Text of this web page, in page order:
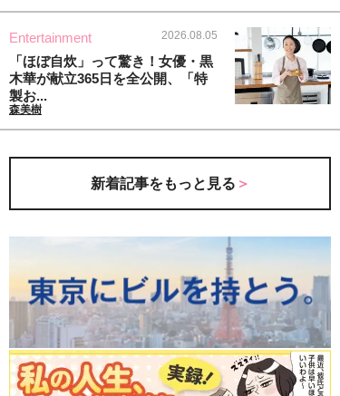
Entertainment 2026.08.05
「ほぼ自炊」って驚き！女優・黒
木華が献立365日を全公開、「特
製お...
森美樹
新着記事をもっと見る